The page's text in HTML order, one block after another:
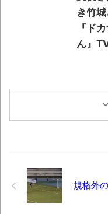
き竹
『ド
ん』
規格外